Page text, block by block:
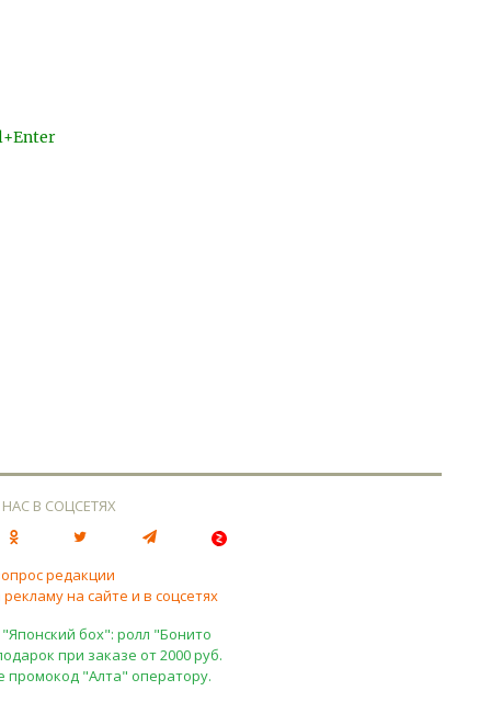
В СОЦСЕТЯХ
редакции
на сайте и в соцсетях
бох": ролл "Бонито
при заказе от 2000 руб.
промокод "Алта" оператору.